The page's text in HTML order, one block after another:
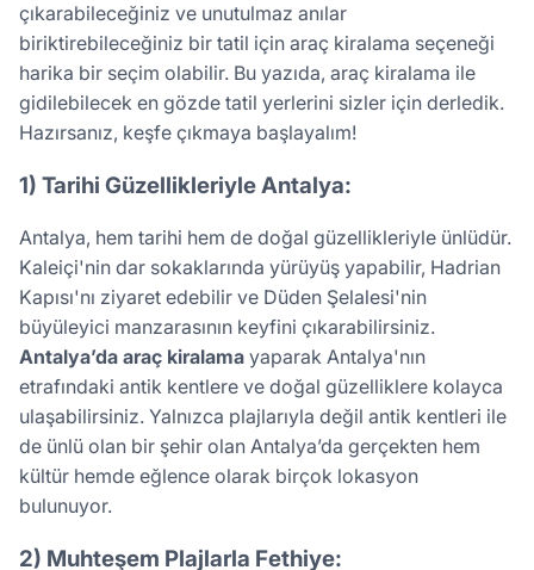
çıkarabileceğiniz ve unutulmaz anılar
biriktirebileceğiniz bir tatil için araç kiralama seçeneği
harika bir seçim olabilir. Bu yazıda, araç kiralama ile
gidilebilecek en gözde tatil yerlerini sizler için derledik.
Hazırsanız, keşfe çıkmaya başlayalım!
1) Tarihi Güzellikleriyle Antalya:
Antalya, hem tarihi hem de doğal güzellikleriyle ünlüdür.
Kaleiçi'nin dar sokaklarında yürüyüş yapabilir, Hadrian
Kapısı'nı ziyaret edebilir ve Düden Şelalesi'nin
büyüleyici manzarasının keyfini çıkarabilirsiniz.
Antalya’da araç kiralama yaparak Antalya'nın
etrafındaki antik kentlere ve doğal güzelliklere kolayca
ulaşabilirsiniz. Yalnızca plajlarıyla değil antik kentleri ile
de ünlü olan bir şehir olan Antalya’da gerçekten hem
kültür hemde eğlence olarak birçok lokasyon
bulunuyor.
2) Muhteşem Plajlarla Fethiye: